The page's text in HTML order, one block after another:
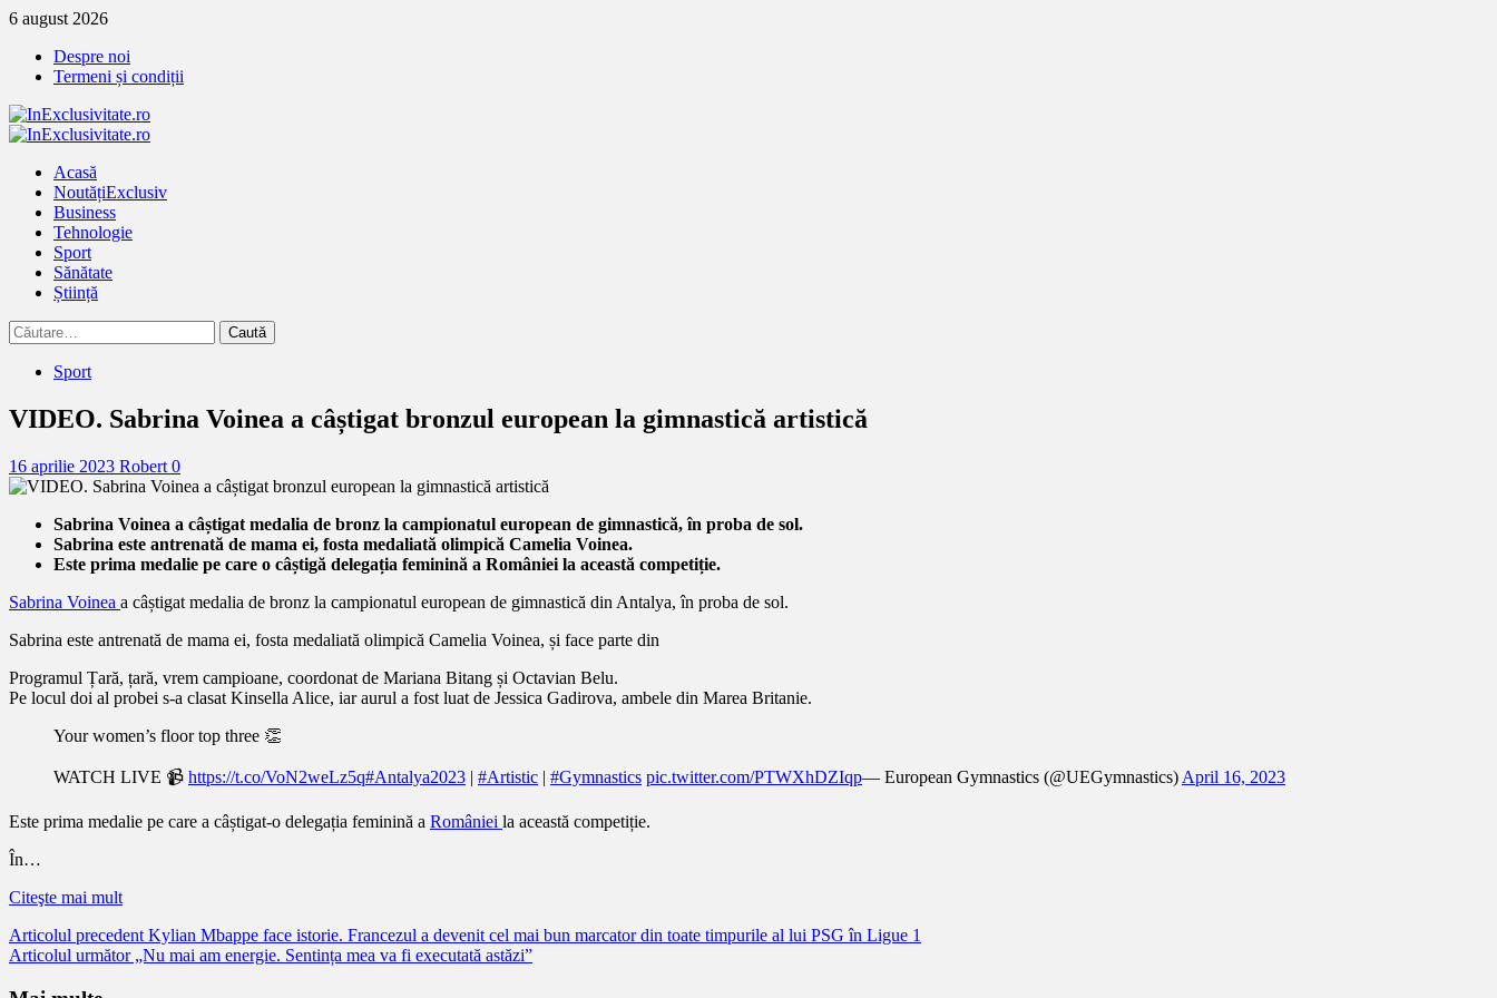
Treci
continut
6 august 2026
Despre noi
Termeni și condiții
Primary
Acasă
NoutățiExclusiv
Business
Tehnologie
Sport
Sănătate
Știință
Caută
după:
Sport
VIDEO. Sabrina Voinea a câștigat bronzul european la gimnastică artistică
16 aprilie 2023 Robert 0
Sabrina Voinea a câștigat medalia de bronz la campionatul european de gimnastică, în proba de sol.
Sabrina este antrenată de mama ei, fosta medaliată olimpică Camelia Voinea.
Este prima medalie pe care o câștigă delegația feminină a României la această competiție.
Sabrina Voinea a câștigat medalia de bronz la campionatul european de gimnastică din Antalya, în proba de sol.
Sabrina este antrenată de mama ei, fosta medaliată olimpică Camelia Voinea, și face parte din
Programul Țară, țară, vrem campioane, coordonat de Mariana Bitang și Octavian Belu.
Pe locul doi al probei s-a clasat Kinsella Alice, iar aurul a fost luat de Jessica Gadirova, ambele din Marea Britanie.
Your women’s floor top three 👏
WATCH LIVE 📹 https://t.co/VoN2weLz5q#Antalya2023 | #Artistic | #Gymnastics pic.twitter.com/PTWXhDZIqp— European Gymnastics (@UEGymnastics) April 16, 2023
Este prima medalie pe care a câștigat-o delegația feminină a României la această competiție.
În…
Citeşte mai mult
Citește
mai
Articolul precedent Kylian Mbappe face istorie. Francezul a devenit cel mai bun marcator din toate timpurile al lui PSG în Ligue 1
Articolul următor„Nu mai am energie. Sentința mea va fi executată astăzi”